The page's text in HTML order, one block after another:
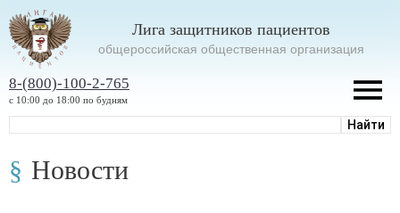
Лига защитников пациентов
oбщероссийская общественная организация
8-(800)-100-2-765
с 10:00 до 18:00 по будням
Новости